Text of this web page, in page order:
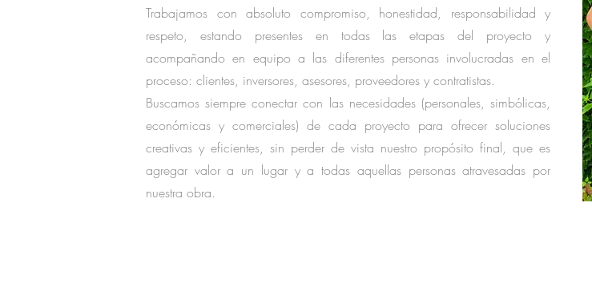
Trabajamos con absoluto compromiso, honestidad, responsabilidad y
respeto, estando presentes en todas las etapas del proyecto y
acompañando en equipo a las diferentes personas involucradas en el
proceso: clientes, inversores, asesores, proveedores y contratistas.
Buscamos siempre conectar con las necesidades (personales, simbólicas,
económicas y comerciales) de cada proyecto para ofrecer soluciones
creativas y eficientes, sin perder de vista nuestro propósito final, que es
agregar valor a un lugar y a todas aquellas personas atravesadas por
nuestra obra.